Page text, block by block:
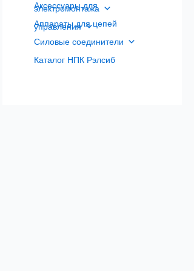
Аксессуары для
электромонтажа
Аппараты для цепей
управления
Силовые соединители
Каталог НПК Рэлсиб